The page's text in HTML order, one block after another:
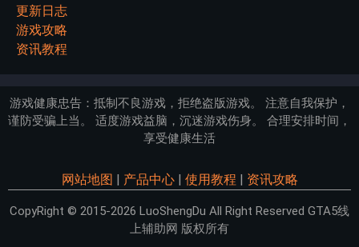
更新日志
游戏攻略
资讯教程
游戏健康忠告：抵制不良游戏，拒绝盗版游戏。 注意自我保护，
谨防受骗上当。 适度游戏益脑，沉迷游戏伤身。 合理安排时间，
享受健康生活
网站地图 | 产品中心| 使用教程 | 资讯攻略
CopyRight © 2015-2026 LuoShengDu All Right Reserved GTA5线
上辅助网 版权所有